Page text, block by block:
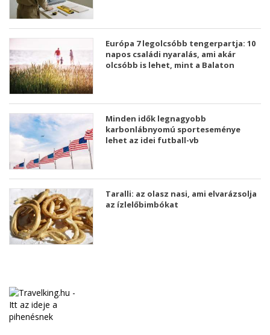
Európa 7 legolcsóbb tengerpartja: 10
napos családi nyaralás, ami akár
olcsóbb is lehet, mint a Balaton
Minden idők legnagyobb
karbonlábnyomú sporteseménye
lehet az idei futball-vb
Taralli: az olasz nasi, ami elvarázsolja
az ízlelőbimbókat